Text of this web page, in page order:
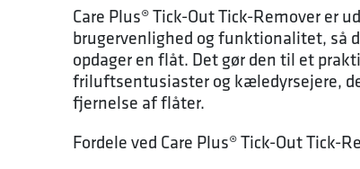
Care Plus® Tick-Out Tick-Remover er
brugervenlighed og funktionalitet, så
opdager en flåt. Det gør den til et
friluftsentusiaster og kæledyrsejere,
fjernelse af flåter.
Fordele ved Care Plus® Tick-Out Tick-